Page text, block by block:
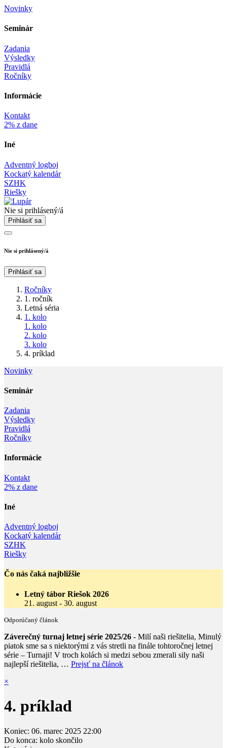
Novinky
Seminár‎
Zadania
Výsledky
Pravidlá
Ročníky
Informácie‎
Kontakt
2% z dane
Iné
Adventný logboj
Kockatý kalendár
SZHK
Riešky
Nie si prihlásený/á
Prihlásiť sa
Nie si prihlásený/á
Prihlásiť sa
Ročníky
1. ročník
Letná séria
1. kolo
1. kolo
2. kolo
3. kolo
4. príklad
Novinky
Seminár‎
Zadania
Výsledky
Pravidlá
Ročníky
Informácie‎
Kontakt
2% z dane
Iné
Adventný logboj
Kockatý kalendár
SZHK
Riešky
Čo nás čaká najbližšie
Letný tábor Riešok 2026
21. august - 30. august
Odporúčaný článok
Záverečný turnaj letnej série 2025/26 - Milí naši riešitelia, Minulý
piatok sme sa s niektorými z vás stretli na finále tohtoročnej letnej
série – Turnaji! V troch kolách si medzi sebou zmerali sily naši
najlepší riešitelia, … Prejsť na článok
×
4. príklad
Koniec: 06. marec 2025 22:00
Do konca: kolo skončilo